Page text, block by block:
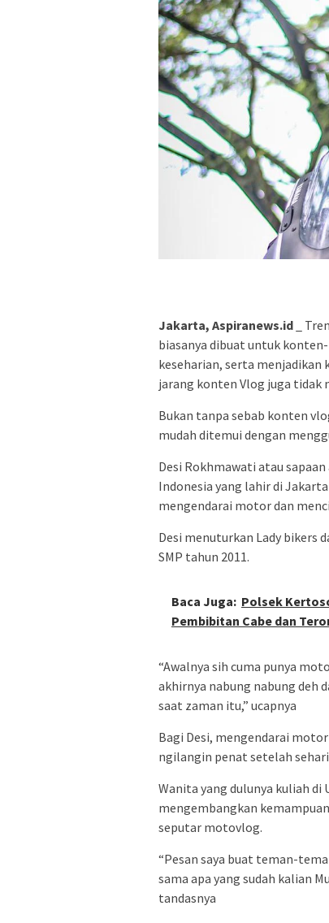
Jakarta, Aspiranews.id _
biasanya dibuat untuk
keseharian, serta
jarang konten Vlog juga tidak
Bukan tanpa sebab konten
mudah ditemui dengan
Desi Rokhmawati atau
Indonesia yang lahir di
mengendarai motor dan
Desi menuturkan Lady bikers
SMP tahun 2011.
Baca Juga: Polsek
Pembibitan Cabe dan
“Awalnya sih cuma punya
akhirnya nabung nabung deh
saat zaman itu,” ucapnya
Bagi Desi, mengendarai
ngilangin penat setelah
Wanita yang dulunya kuliah di
mengembangkan
seputar motovlog.
“Pesan saya buat teman-
sama apa yang sudah kalian
tandasnya